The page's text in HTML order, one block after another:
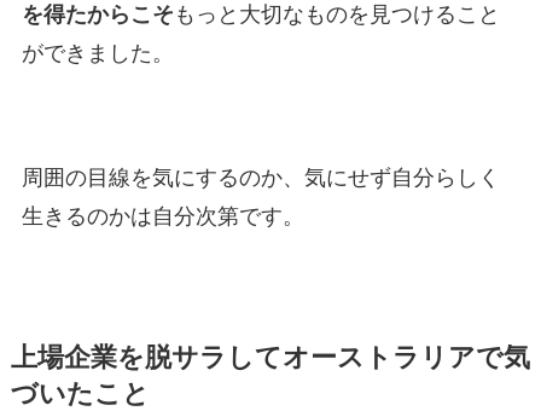
を得たからこそ もっと大切なものを見つけること
ができました。
周囲の目線を気にするのか、気にせず自分らしく
生きるのかは自分次第です。
上場企業を脱サラしてオーストラリアで気
づいたこと